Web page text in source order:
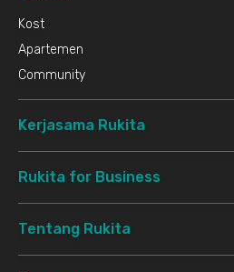
Kost
Apartemen
Community
Kerjasama Rukita
Rukita for Business
Tentang Rukita